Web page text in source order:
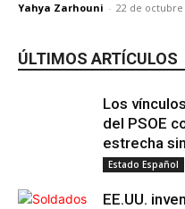
Yahya Zarhouni - 22 de octubre
ÚLTIMOS ARTÍCULOS
Los
del PSOE
estrecha
Estado Español
EE.UU.